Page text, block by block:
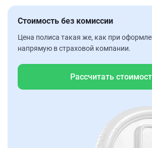
Стоимость без комиссии
Цена полиса такая же, как при
напрямую в страховой компании.
Рассчитать